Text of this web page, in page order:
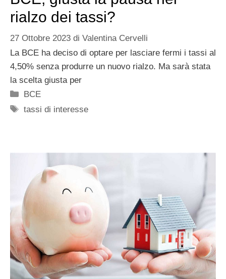
rialzo dei tassi?
27 Ottobre 2023 di Valentina Cervelli
La BCE ha deciso di optare per lasciare fermi i tassi al
4,50% senza produrre un nuovo rialzo. Ma sarà stata
la scelta giusta per
Categorie
BCE
Tag
tassi di interesse